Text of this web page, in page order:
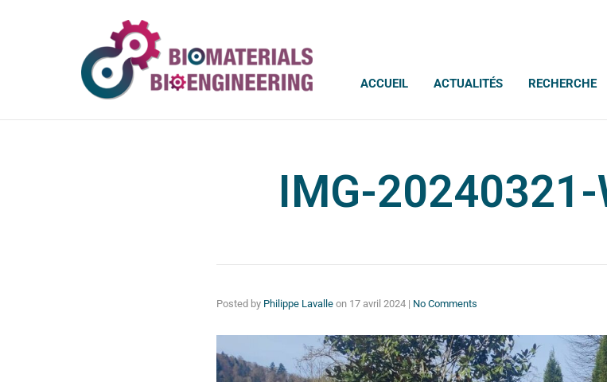
ACCUEIL ACTUALITÉS RECHERCHE
IMG-
Posted by Philippe Lavalle on 17 avril 2024 | No Comments